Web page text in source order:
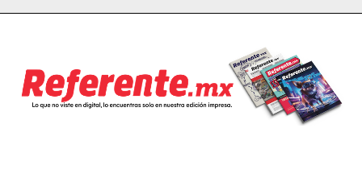
CONTACT
NEWSLETTER